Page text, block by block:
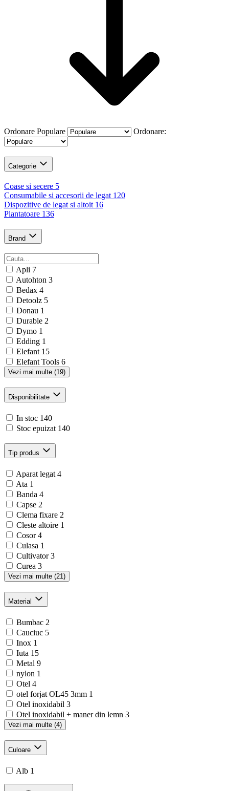
Ordonare Populare Ordonare:
Categorie
Coase si secere 5
Consumabile si accesorii de legat 120
Dispozitive de legat si altoit 16
Plantatoare 136
Brand
Apli 7
Autohton 3
Bedax 4
Detoolz 5
Donau 1
Durable 2
Dymo 1
Edding 1
Elefant 15
Elefant Tools 6
Vezi mai multe (19)
Disponibilitate
In stoc 140
Stoc epuizat 140
Tip produs
Aparat legat 4
Ata 1
Banda 4
Capse 2
Clema fixare 2
Cleste altoire 1
Cosor 4
Culasa 1
Cultivator 3
Curea 3
Vezi mai multe (21)
Material
Bumbac 2
Cauciuc 5
Inox 1
Iuta 15
Metal 9
nylon 1
Otel 4
otel forjat OL45 3mm 1
Otel inoxidabil 3
Otel inoxidabil + maner din lemn 3
Vezi mai multe (4)
Culoare
Alb 1